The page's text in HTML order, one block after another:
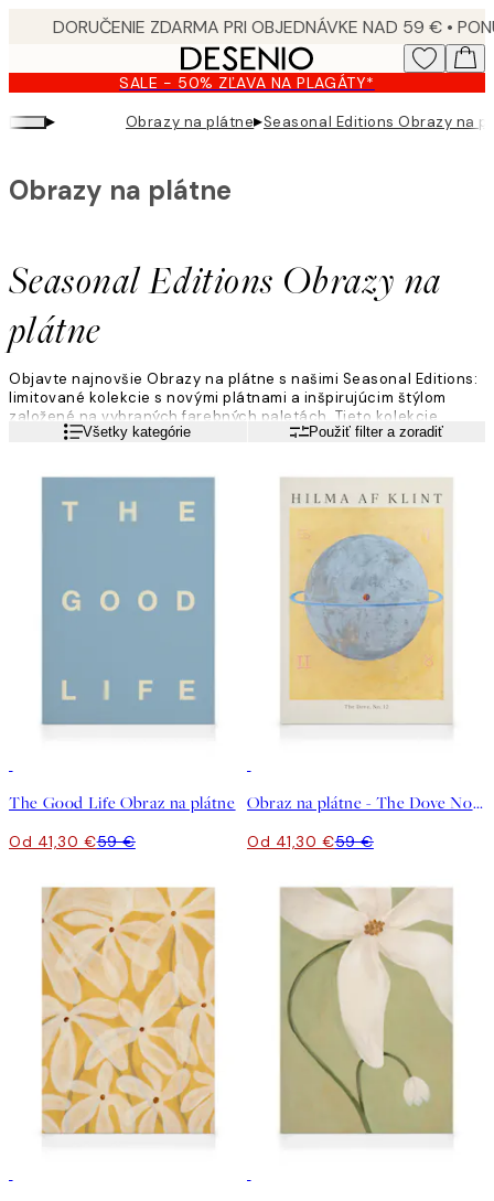
content.
SALE - 50% ZĽAVA NA PLAGÁTY*
▸ Obrazy na plátne▸Seasonal Editions Obrazy na
Seasonal Editions Obrazy na
plátne
Obrazy na plátne
Objavte najnovšie Obrazy na plátne s našimi Seasonal Editions:
limitované kolekcie s novými plátnami a inšpirujúcim štýlom
založené na vybraných farebných paletách. Tieto kolekcie
inšpirujú rôzne nálady, každá s jedinečným emocionálnym
Viac informáciíVšetky kategórie Použiť filter a zoradiť
The Good Life Obraz na plátne
Od 41,30 €59 €
Obraz na plátne - The Dove No.12 by Hilma af Klint
Od 41,30 €59 €